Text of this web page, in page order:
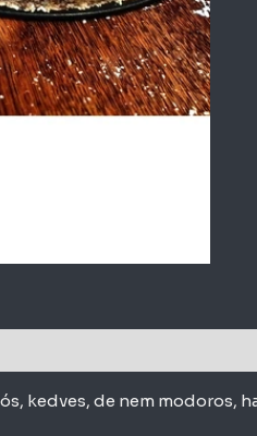
kedves, de nem modoros,